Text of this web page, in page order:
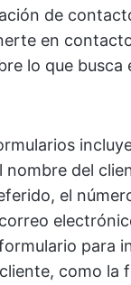
de
en
lo que busca
nombre del
el
para
como la